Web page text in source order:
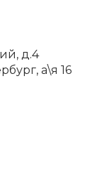
д.4
а\я 16